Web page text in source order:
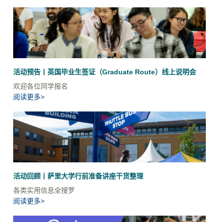
活动预告丨英国毕业生签证（Graduate Route）线上说明会
欢迎各位同学报名
阅读更多>
活动回顾丨萨里大学行前准备讲座干货整理
各类实用信息全搜罗
阅读更多>